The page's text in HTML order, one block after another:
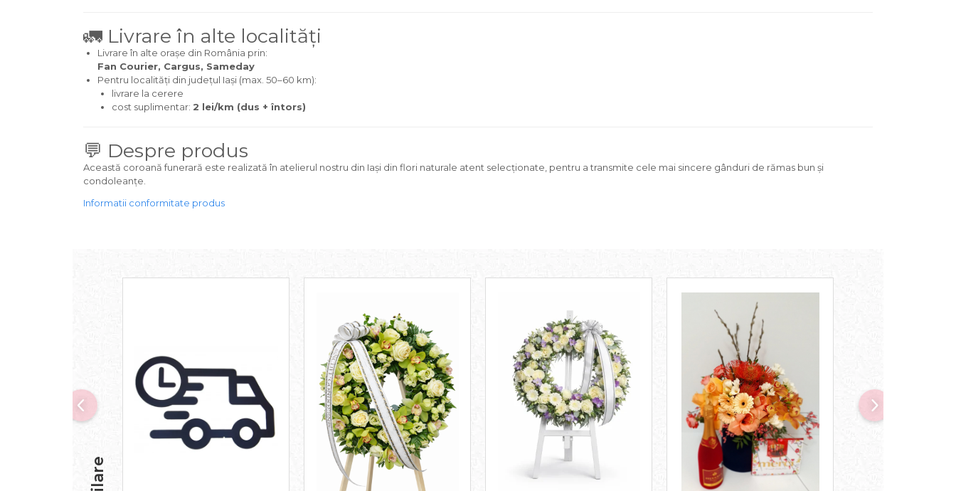
🚛 Livrare în alte localități
Livrare în alte orașe din România prin:
Fan Courier, Cargus, Sameday
Pentru localități din județul Iași (max. 50–60 km):
livrare la cerere
cost suplimentar: 2 lei/km (dus + întors)
💬 Despre produs
Această coroană funerară este realizată în atelierul nostru din Iași din flori naturale atent selecționate, pentru a transmite cele mai sincere gânduri de rămas bun și
condoleanțe.
Informatii conformitate produs